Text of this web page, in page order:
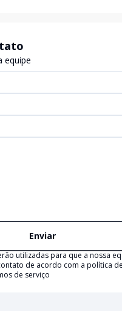
equipe
Enviar
utilizadas para que a nossa
de acordo com a política de
de serviço